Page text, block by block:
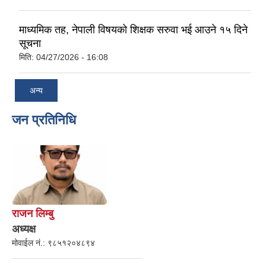
माध्यमिक तह, नेपाली विषयको शिक्षक सरुवा भई आउने १५ दिने
सूचना
मिति: 04/27/2026 - 16:08
अन्य
जन प्रतिनिधि
राजन लिम्बु
अध्यक्ष
मोवाईल नं.: ९८५१२०४८९४